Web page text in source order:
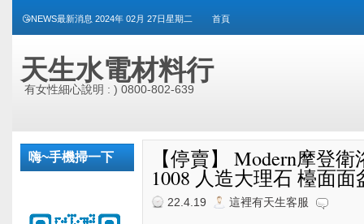
😘NEWS最新消息 2024年 02月 27日星期二 首頁
天生水電材料行
有女性細心說明 : ) 0800-802-639
嗨~手機掃一下 【停賣】 Modern摩登
1008 人造大理石 檯面面
22.4.19 這裡有天生客服